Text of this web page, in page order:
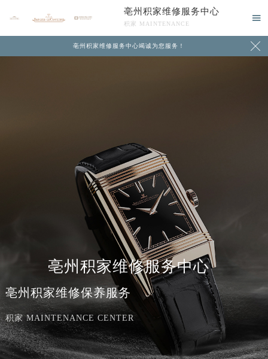
亳州积家维修服务中心
积家 MAINTENANCE

亳州积家维修服务中心竭诚为您服务！ 
亳州积家维修服务中心
亳州积家维修保养服务
积家 MAINTENANCE CENTER